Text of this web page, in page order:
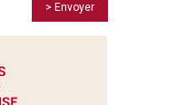
> Envoyer